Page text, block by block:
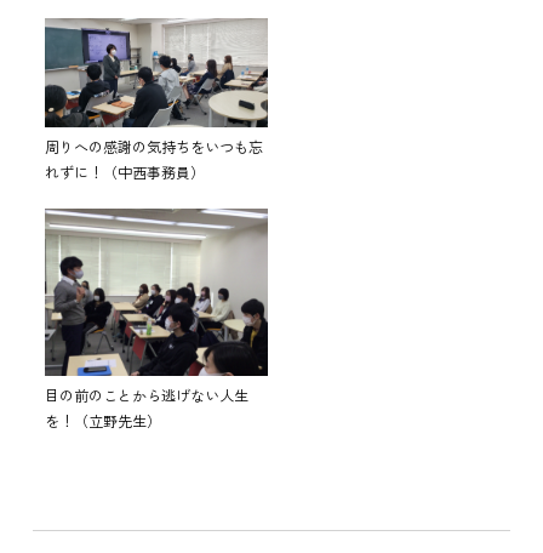
周りへの感謝の気持ちをいつも忘
れずに！（中西事務員）
目の前のことから逃げない人生
を！（立野先生）